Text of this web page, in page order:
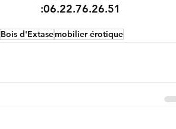
:06.22.76.26.51
Bois d'Extasemobilier érotique